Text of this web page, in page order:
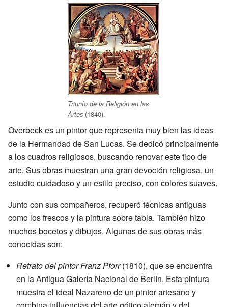
Triunfo de la Religión en las
Artes (1840).
Overbeck es un pintor que representa muy bien las ideas
de la Hermandad de San Lucas. Se dedicó principalmente
a los cuadros religiosos, buscando renovar este tipo de
arte. Sus obras muestran una gran devoción religiosa, un
estudio cuidadoso y un estilo preciso, con colores suaves.
Junto con sus compañeros, recuperó técnicas antiguas
como los frescos y la pintura sobre tabla. También hizo
muchos bocetos y dibujos. Algunas de sus obras más
conocidas son:
Retrato del pintor Franz Pforr(1810), que se encuentra
en la Antigua Galería Nacional de Berlín. Esta pintura
muestra el ideal Nazareno de un pintor artesano y